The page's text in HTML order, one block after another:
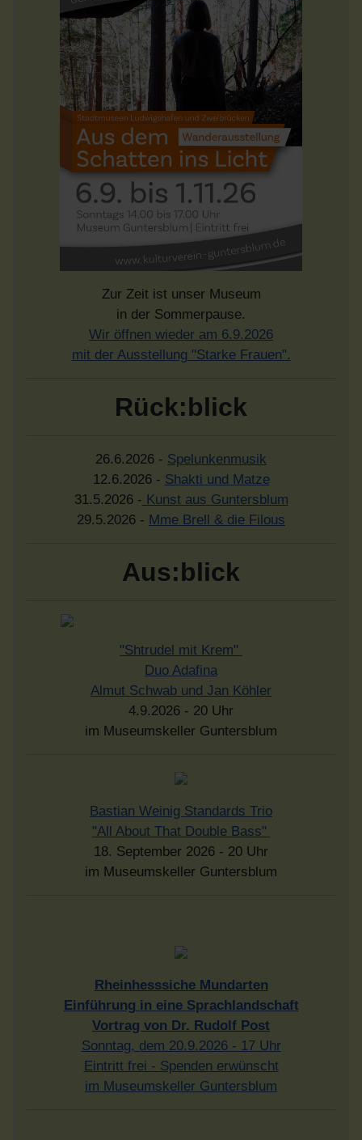
Zur Zeit ist unser Museum
in der Sommerpause.
Wir öffnen wieder am 6.9.2026
mit der Ausstellung "Starke Frauen".
Rück:blick
26.6.2026 - Spelunkenmusik
12.6.2026 - Shakti und Matze
31.5.2026 - Kunst aus Guntersblum
29.5.2026 - Mme Brell & die Filous
Aus:blick
"Shtrudel mit Krem"
Duo Adafina
Almut Schwab und Jan Köhler
4.9.2026 - 20 Uhr
im Museumskeller Guntersblum
Bastian Weinig Standards Trio
"All About That Double Bass"
18. September 2026 - 20 Uhr
im Museumskeller Guntersblum
Rheinhesssiche Mundarten
Einführung in eine Sprachlandschaft
Vortrag von Dr. Rudolf Post
Sonntag, dem 20.9.2026 - 17 Uhr
Eintritt frei - Spenden erwünscht
im Museumskeller Guntersblum